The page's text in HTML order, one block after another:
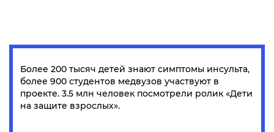
Более 200 тысяч детей знают симптомы инсульта,
более 900 студентов медвузов участвуют в
проекте. 3.5 млн человек посмотрели ролик «Дети
на защите взрослых».